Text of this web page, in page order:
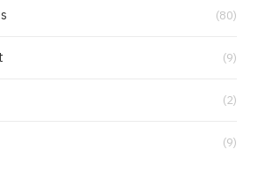
(80)
(9)
(2)
(9)